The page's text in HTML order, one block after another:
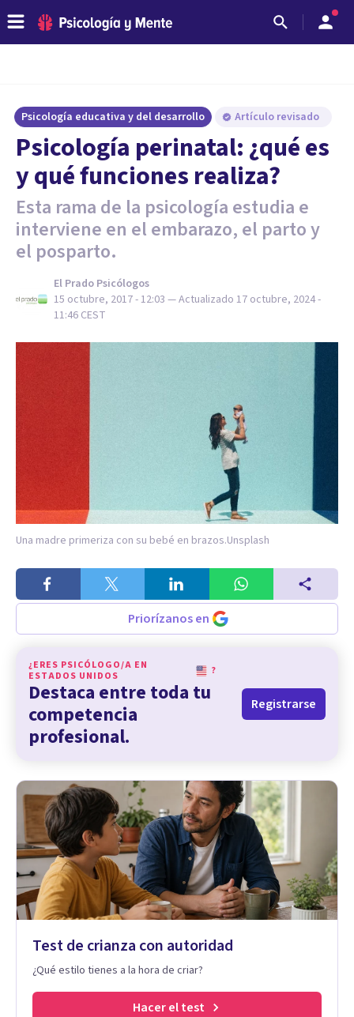
Psicología educativa y del desarrollo Artículo revisado
Psicología perinatal: ¿qué es
y qué funciones realiza?
Esta rama de la psicología estudia e
interviene en el embarazo, el parto y
el posparto.
El Prado Psicólogos
15 octubre, 2017 - 12:03 — Actualizado 17 octubre, 2024 -
11:46 CEST
Una madre primeriza con su bebé en brazos.Unsplash
Priorízanos en
¿ERES PSICÓLOGO/A EN
ESTADOS UNIDOS
?
Destaca entre toda tu
competencia
profesional.
Registrarse
Test de crianza con autoridad
¿Qué estilo tienes a la hora de criar?
Hacer el test